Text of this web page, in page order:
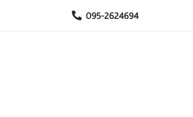
095-2624694